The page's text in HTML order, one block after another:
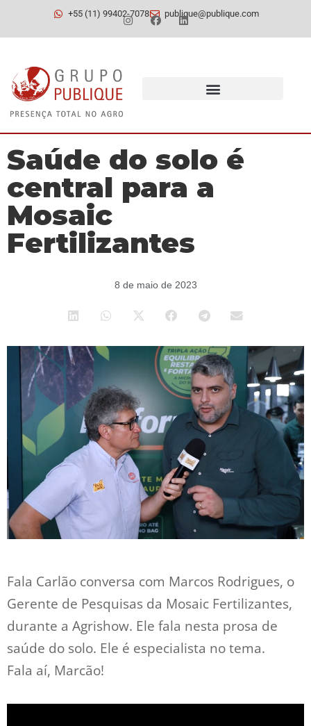
+55 (11) 99402-7078 publique@publique.com
Saúde do solo é
central para a
Mosaic
Fertilizantes
8 de maio de 2023
Fala Carlão conversa com Marcos Rodrigues, o
Gerente de Pesquisas da Mosaic Fertilizantes,
durante a Agrishow. Ele fala nesta prosa de
saúde do solo. Ele é especialista no tema.
Fala aí, Marcão!